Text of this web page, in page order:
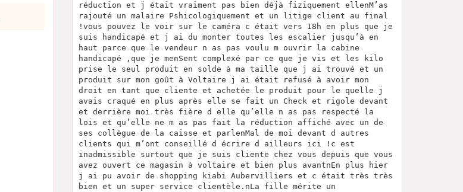
réduction et j était vraiment pas bien déjà fiziquement ellenM’as
rajouté un malaire Pshicologiquement et un litige client au final
!vous pouvez le voir sur le caméra c était vers 18h en plus que je
suis handicapé et j ai du monter toutes les escalier jusqu’à en
haut parce que le vendeur n as pas voulu m ouvrir la cabine
handicapé ,que je menSent complexé par ce que je vis et les kilo
prise le seul produit en solde à ma taille que j ai trouvé et un
produit sur mon goût à Voltaire j ai était refusé à avoir mon
droit en tant que cliente et achetée le produit pour le quelle j
avais craqué en plus après elle se fait un Check et rigole devant
et derrière moi très fière d elle qu’elle n as pas respecté la
lois et qu’elle ne m as pas fait la réduction affiché avec un de
ses collègue de la caisse et parlenMal de moi devant d autres
clients qui m’ont conseillé d écrire d ailleurs ici !c est
inadmissible surtout que je suis cliente chez vous depuis que vous
avez ouvert ce magasin à voltaire et bien plus avantnEn plus hier
j ai pu avoir de shopping kiabi Aubervilliers et c était très très
bien et un super service clientèle.nLa fille mérite un